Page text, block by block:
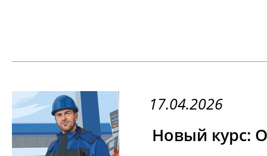
17.04.2026
Новый курс: